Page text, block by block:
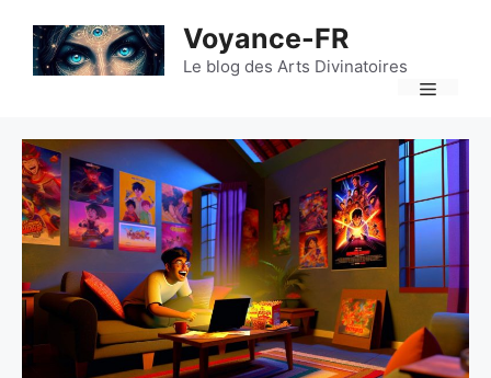
contenu
Voyance-FR
Le blog des Arts Divinatoires